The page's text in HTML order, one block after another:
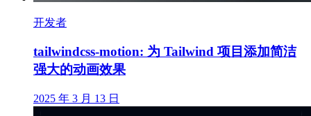
开发者
tailwindcss-motion: 为 Tailwind 项目添加简洁
强大的动画效果
2025 年 3 月 13 日